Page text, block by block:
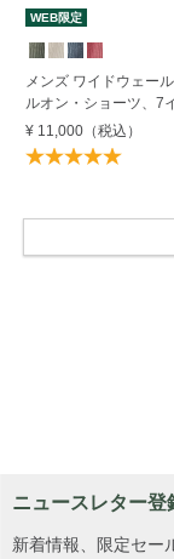
WEB限定
メンズ ワイドウェー
ルオン・ショーツ、7
¥ 11,000（税込）
ニュースレター登
新着情報、限定セー